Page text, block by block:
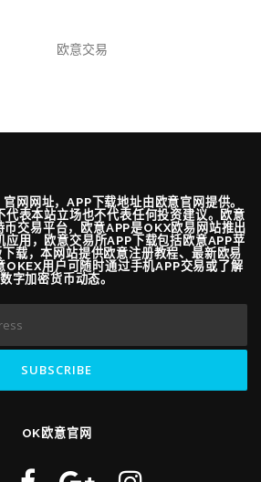
欧意交易
网网址，APP下载地址由欧意官网提供。
代表本站立场也不代表任何投资建议。欧意
交易平台，欧意APP是OKX欧易网站推出
应用，欧意交易所APP下载包括欧意APP苹
载，本网站提供欧意注册教程、最新欧易
OKEX用户可随时通过手机APP交易或了解
数字加密货币动态。
OK欧意官网